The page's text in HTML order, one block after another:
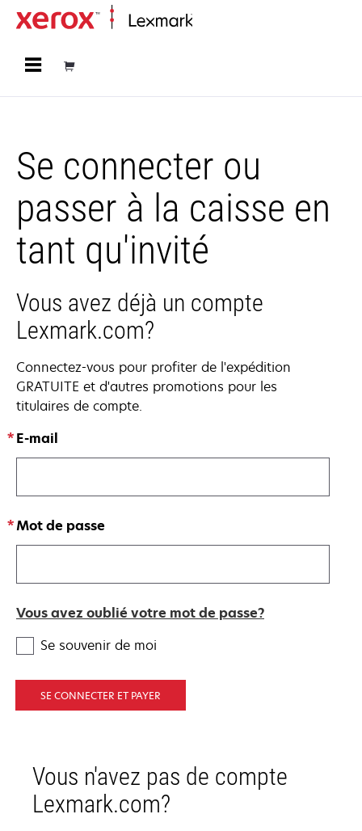
Se connecter ou
passer à la caisse en
tant qu'invité
Vous avez déjà un compte
Lexmark.com?
Connectez-vous pour profiter de l'expédition
GRATUITE et d'autres promotions pour les
titulaires de compte.
E-mail
Mot de passe
Vous avez oublié votre mot de passe?
Se souvenir de moi
SE CONNECTER ET PAYER
Vous n'avez pas de compte
Lexmark.com?